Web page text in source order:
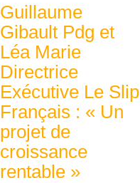
Guillaume
Gibault Pdg et
Léa Marie
Directrice
Exécutive Le Slip
Français : « Un
projet de
croissance
rentable »